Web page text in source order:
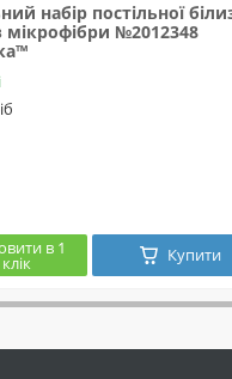
набір постільної
мікрофібри №2012348
в 1
клік Купити